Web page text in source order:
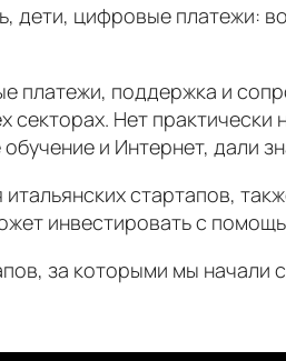
дети, цифровые платежи:
платежи, поддержка и
Нет
и Интернет, дали
стартапов,
инвестировать с
за которыми мы начали